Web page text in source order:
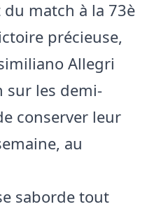
match à la 73è
précieuse,
Allegri
sur les demi-
conserver leur
au
saborde tout